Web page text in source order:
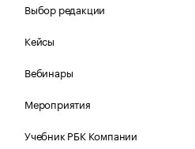
Выбор редакции
Кейсы
Вебинары
Мероприятия
Учебник РБК Компании